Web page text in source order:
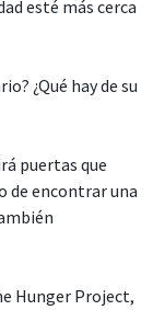
esté más cerca
¿Qué hay de su
puertas que
de encontrar una
Hunger Project,